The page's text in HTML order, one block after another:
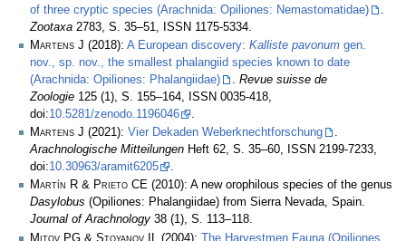
of three cryptic species (Arachnida: Opiliones: Nemastomatidae)
Zootaxa 2783, S. 35–51, ISSN 1175-5334.
Martens J (2018): A European discovery: Kalliste pavonum gen.
nov., sp. nov., the smallest phalangiid species known to date
(Arachnida: Opiliones: Phalangiidae)
. Revue suisse de
Zoologie 125 (1), S. 155–164, ISSN 0035-418,
doi:10.5281/zenodo.1196046
.
Martens J (2021): Vier Dekaden Weberknechtforschung
.
Arachnologische Mitteilungen Heft 62, S. 35–60, ISSN 2199-7233,
doi:10.30963/aramit6205
.
Martín R & Prieto CE (2010): A new orophilous species of the genus
Dasylobus (Opiliones: Phalangiidae) from Sierra Nevada, Spain.
Journal of Arachnology 38 (1), S. 113–118.
Mitov PG & Stoyanov IL
(2004): The Harvestmen Fauna (Opiliones,